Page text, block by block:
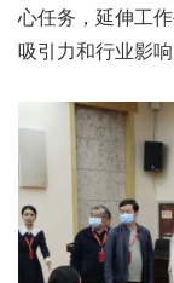
心任务，延伸工
吸引力和行业影响